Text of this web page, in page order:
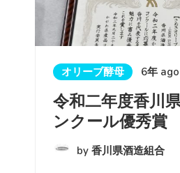
オリーブ酵母 6年 ago
令和二年度香川
ンクール優秀賞
by 香川県酒造組合